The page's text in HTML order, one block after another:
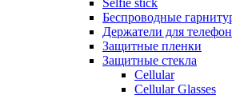
Selfie stick
Беспроводные
Держатели для
Защитные пленки
Защитные стекла
Cellular
Cellular Glasses